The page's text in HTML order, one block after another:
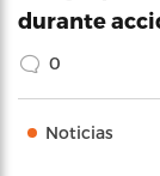
durante
0
Noticias